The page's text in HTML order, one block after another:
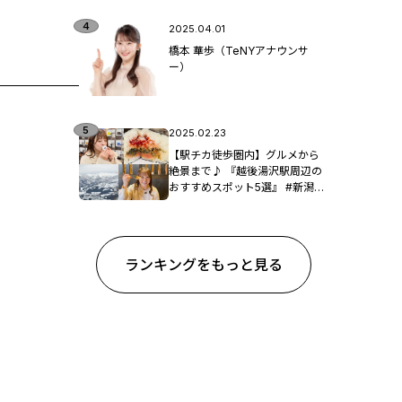
2025.04.01
橋本 華歩（TeNYアナウンサ
ー）
2025.02.23
【駅チカ徒歩圏内】グルメから
絶景まで♪ 『越後湯沢駅周辺の
おすすめスポット5選』 #新潟観
ランキングをもっと見る